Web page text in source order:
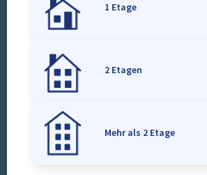
1 Etage
2 Etagen
Mehr als 2 Etage